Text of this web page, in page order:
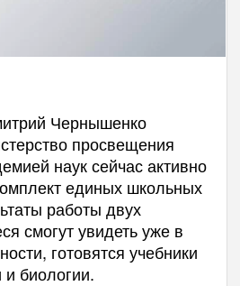
Чернышенко
просвещения
наук сейчас активно
единых школьных
работы двух
смогут увидеть уже в
готовятся учебники
биологии.